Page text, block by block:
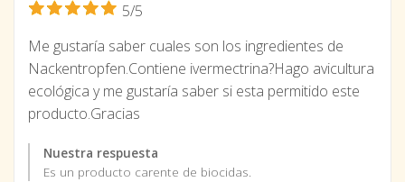
5/5
Me gustaría saber cuales son los ingredientes de
Nackentropfen.Contiene ivermectrina?Hago avicultura
ecológica y me gustaría saber si esta permitido este
producto.Gracias
Nuestra respuesta
Es un producto carente de biocidas.